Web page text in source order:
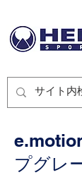
プグレ